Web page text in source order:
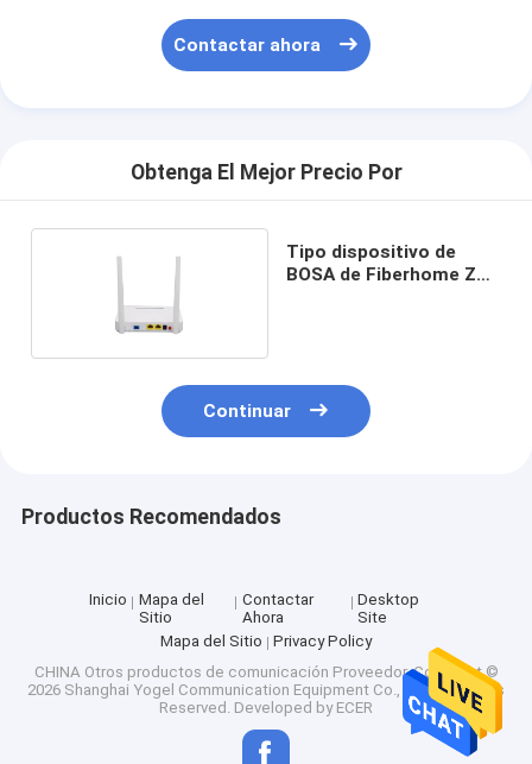
Contactar ahora
Obtenga El Mejor Precio Por
Tipo dispositivo de
BOSA de Fiberhome ZTE
Continuar
Productos Recomendados
Inicio
Mapa del
Sitio
Contactar
Ahora
Desktop
Site
Mapa del Sitio
Privacy Policy
CHINA Otros productos de comunicación Proveedor.Copyright ©
2026 Shanghai Yogel Communication Equipment Co., Ltd.. All Rights
Reserved. Developed by ECER